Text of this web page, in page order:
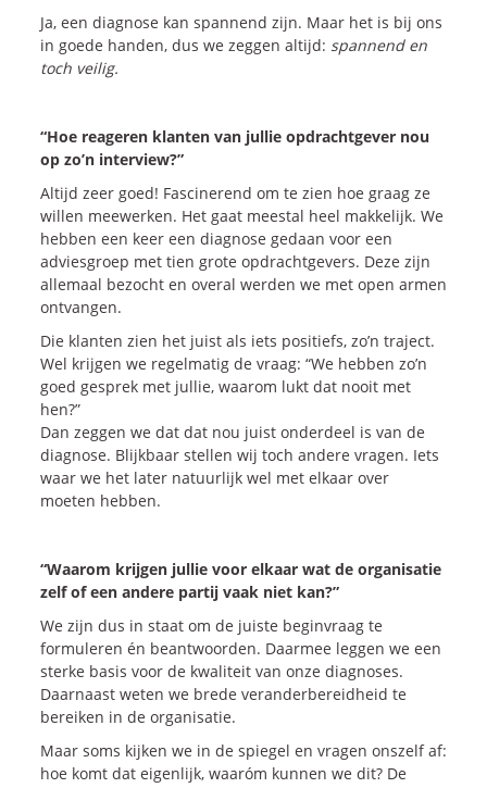
Ja, een diagnose kan spannend zijn. Maar het is bij ons
in goede handen, dus we zeggen altijd: spannend en
toch veilig.
“Hoe reageren klanten van jullie opdrachtgever nou
op zo’n interview?”
Altijd zeer goed! Fascinerend om te zien hoe graag ze
willen meewerken. Het gaat meestal heel makkelijk. We
hebben een keer een diagnose gedaan voor een
adviesgroep met tien grote opdrachtgevers. Deze zijn
allemaal bezocht en overal werden we met open armen
ontvangen.
Die klanten zien het juist als iets positiefs, zo’n traject.
Wel krijgen we regelmatig de vraag: “We hebben zo’n
goed gesprek met jullie, waarom lukt dat nooit met
hen?”
Dan zeggen we dat dat nou juist onderdeel is van de
diagnose. Blijkbaar stellen wij toch andere vragen. Iets
waar we het later natuurlijk wel met elkaar over
moeten hebben.
“Waarom krijgen jullie voor elkaar wat de organisatie
zelf of een andere partij vaak niet kan?”
We zijn dus in staat om de juiste beginvraag te
formuleren én beantwoorden. Daarmee leggen we een
sterke basis voor de kwaliteit van onze diagnoses.
Daarnaast weten we brede veranderbereidheid te
bereiken in de organisatie.
Maar soms kijken we in de spiegel en vragen onszelf af:
hoe komt dat eigenlijk, waaróm kunnen we dit? De